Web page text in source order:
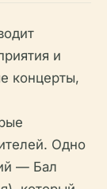
и
концерты,
Одно
— Бал